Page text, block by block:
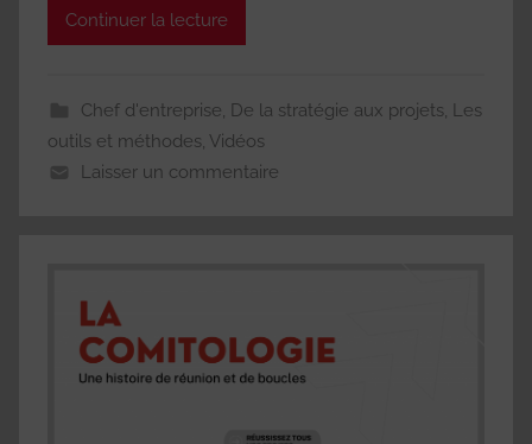
Continuer la lecture
Chef d'entreprise, De la stratégie aux projets, Les
outils et méthodes, Vidéos
Laisser un commentaire